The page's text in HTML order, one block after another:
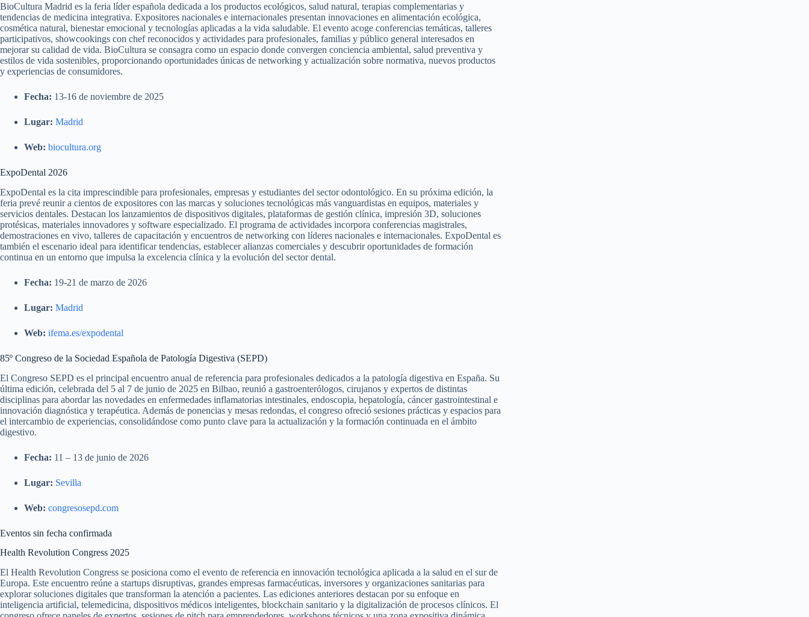
BioCultura Madrid es la feria líder española dedicada a los productos ecológicos, salud natural, terapias complementarias y
tendencias de medicina integrativa. Expositores nacionales e internacionales presentan innovaciones en alimentación ecológica,
cosmética natural, bienestar emocional y tecnologías aplicadas a la vida saludable. El evento acoge conferencias temáticas, talleres
participativos, showcookings con chef reconocidos y actividades para profesionales, familias y público general interesados en
mejorar su calidad de vida. BioCultura se consagra como un espacio donde convergen conciencia ambiental, salud preventiva y
estilos de vida sostenibles, proporcionando oportunidades únicas de networking y actualización sobre normativa, nuevos productos
y experiencias de consumidores.
Fecha: 13-16 de noviembre de 2025
Lugar: Madrid
Web: biocultura.org
ExpoDental 2026
ExpoDental es la cita imprescindible para profesionales, empresas y estudiantes del sector odontológico. En su próxima edición, la
feria prevé reunir a cientos de expositores con las marcas y soluciones tecnológicas más vanguardistas en equipos, materiales y
servicios dentales. Destacan los lanzamientos de dispositivos digitales, plataformas de gestión clínica, impresión 3D, soluciones
protésicas, materiales innovadores y software especializado. El programa de actividades incorpora conferencias magistrales,
demostraciones en vivo, talleres de capacitación y encuentros de networking con líderes nacionales e internacionales. ExpoDental es
también el escenario ideal para identificar tendencias, establecer alianzas comerciales y descubrir oportunidades de formación
continua en un entorno que impulsa la excelencia clínica y la evolución del sector dental.
Fecha: 19-21 de marzo de 2026
Lugar: Madrid
Web: ifema.es/expodental
85º Congreso de la Sociedad Española de Patología Digestiva (SEPD)
El Congreso SEPD es el principal encuentro anual de referencia para profesionales dedicados a la patología digestiva en España. Su
última edición, celebrada del 5 al 7 de junio de 2025 en Bilbao, reunió a gastroenterólogos, cirujanos y expertos de distintas
disciplinas para abordar las novedades en enfermedades inflamatorias intestinales, endoscopia, hepatología, cáncer gastrointestinal e
innovación diagnóstica y terapéutica. Además de ponencias y mesas redondas, el congreso ofreció sesiones prácticas y espacios para
el intercambio de experiencias, consolidándose como punto clave para la actualización y la formación continuada en el ámbito
digestivo.
Fecha: 11 – 13 de junio de 2026
Lugar: Sevilla
Web: congresosepd.com
Eventos sin fecha confirmada
Health Revolution Congress 2025
El Health Revolution Congress se posiciona como el evento de referencia en innovación tecnológica aplicada a la salud en el sur de
Europa. Este encuentro reúne a startups disruptivas, grandes empresas farmacéuticas, inversores y organizaciones sanitarias para
explorar soluciones digitales que transforman la atención a pacientes. Las ediciones anteriores destacan por su enfoque en
inteligencia artificial, telemedicina, dispositivos médicos inteligentes, blockchain sanitario y la digitalización de procesos clínicos. El